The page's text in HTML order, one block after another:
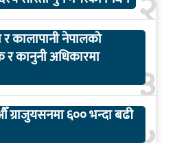
३
कालापानी नेपालको
र कानुनी अधिकारमा
६०० भन्दा बढी